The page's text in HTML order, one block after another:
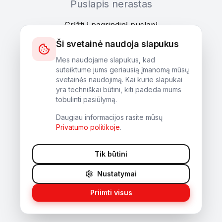
Puslapis nerastas
Grįžti į pagrindinį puslapį
Ši svetainė naudoja slapukus
Mes naudojame slapukus, kad
suteiktume jums geriausią įmanomą mūsų
svetainės naudojimą. Kai kurie slapukai
yra techniškai būtini, kiti padeda mums
tobulinti pasiūlymą.
Daugiau informacijos rasite mūsų
Privatumo politikoje.
Tik būtini
Nustatymai
Priimti visus